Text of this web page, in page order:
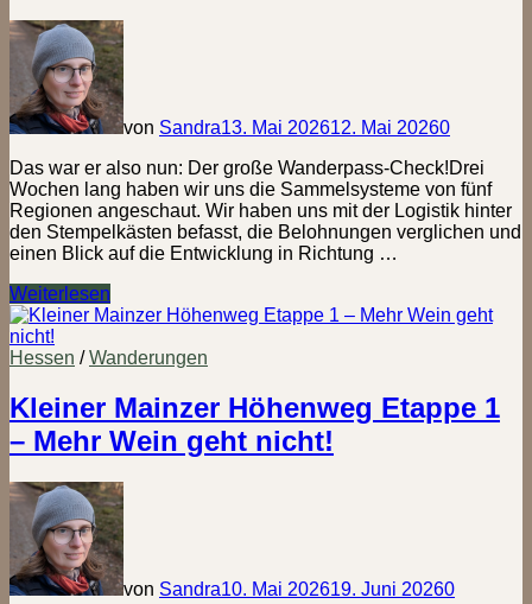
von Sandra13. Mai 202612. Mai 20260
Das war er also nun: Der große Wanderpass-Check!Drei
Wochen lang haben wir uns die Sammelsysteme von fünf
Regionen angeschaut. Wir haben uns mit der Logistik hinter
den Stempelkästen befasst, die Belohnungen verglichen und
einen Blick auf die Entwicklung in Richtung …
Der
große
Wanderpass-
Check
Etappe
4:
Mein
zum
Abenteuer
Stempelsammeln
Weiterlesen
Hessen /Wanderungen
Kleiner Mainzer Höhenweg Etappe 1
– Mehr Wein geht nicht!
von Sandra10. Mai 202619. Juni 20260